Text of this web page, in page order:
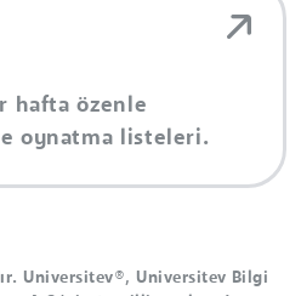
hafta özenle
oynatma listeleri.
Universitev®, Universitev Bilgi